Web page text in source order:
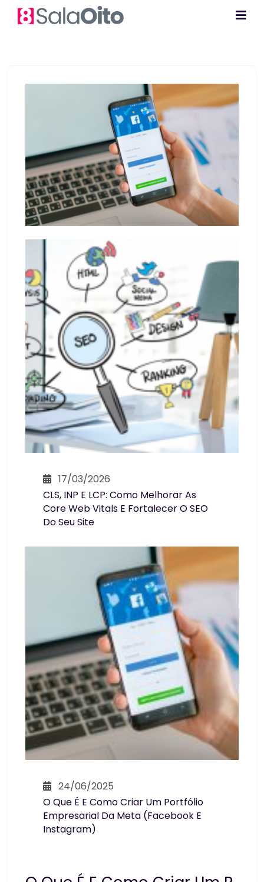
17/03/2026
CLS, INP E LCP: Como Melhorar As
Core Web Vitals E Fortalecer O SEO
Do Seu Site
24/06/2025
O Que É E Como Criar Um Portfólio
Empresarial Da Meta (Facebook E
Instagram)